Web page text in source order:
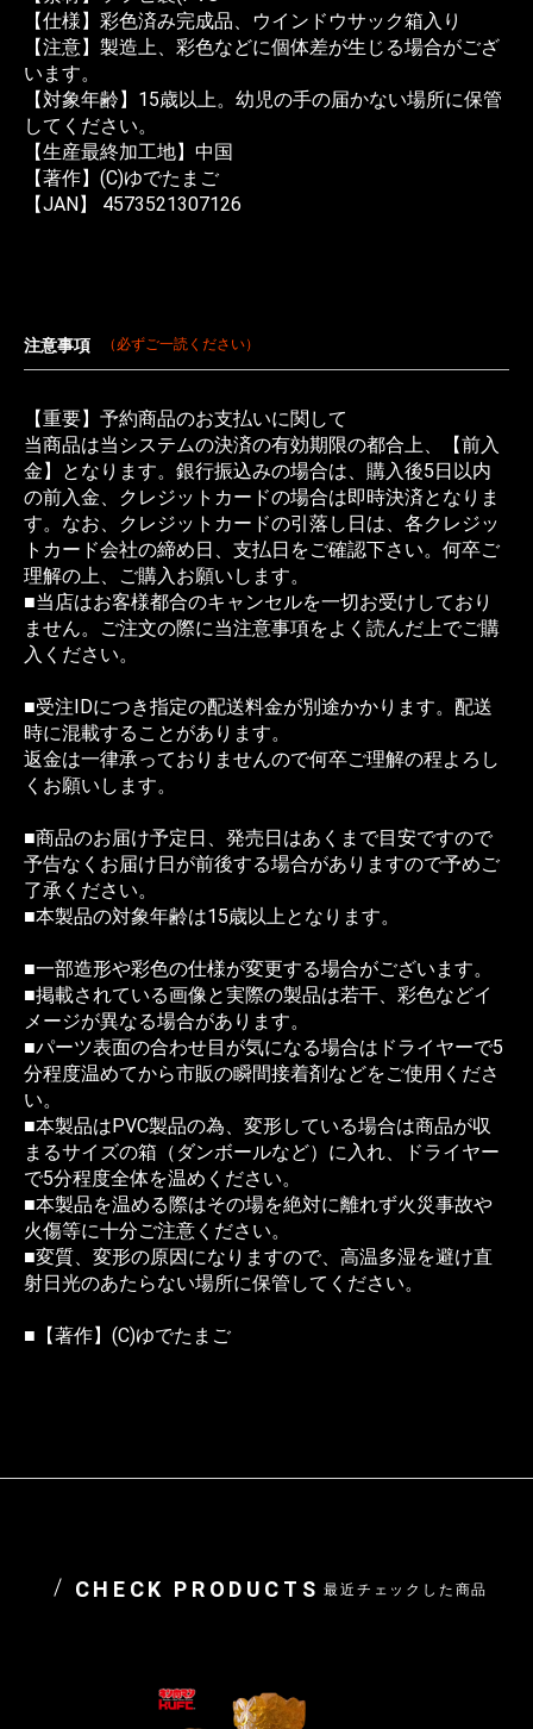
【仕様】彩色済み完成品、ウインドウサック箱入り
【注意】製造上、彩色などに個体差が生じる場合がござ
います。
【対象年齢】15歳以上。幼児の手の届かない場所に保管
してください。
【生産最終加工地】中国
【著作】(C)ゆでたまご
【JAN】 4573521307126
注意事項 （必ずご一読ください）
【重要】予約商品のお支払いに関して
当商品は当システムの決済の有効期限の都合上、【前入
金】となります。銀行振込みの場合は、購入後5日以内
の前入金、クレジットカードの場合は即時決済となりま
す。なお、クレジットカードの引落し日は、各クレジッ
トカード会社の締め日、支払日をご確認下さい。何卒ご
理解の上、ご購入お願いします。
■当店はお客様都合のキャンセルを一切お受けしており
ません。ご注文の際に当注意事項をよく読んだ上でご購
入ください。
■受注IDにつき指定の配送料金が別途かかります。配送
時に混載することがあります。
返金は一律承っておりませんので何卒ご理解の程よろし
くお願いします。
■商品のお届け予定日、発売日はあくまで目安ですので
予告なくお届け日が前後する場合がありますので予めご
了承ください。
■本製品の対象年齢は15歳以上となります。
■一部造形や彩色の仕様が変更する場合がございます。
■掲載されている画像と実際の製品は若干、彩色などイ
メージが異なる場合があります。
■パーツ表面の合わせ目が気になる場合はドライヤーで5
分程度温めてから市販の瞬間接着剤などをご使用くださ
い。
■本製品はPVC製品の為、変形している場合は商品が収
まるサイズの箱（ダンボールなど）に入れ、ドライヤー
で5分程度全体を温めください。
■本製品を温める際はその場を絶対に離れず火災事故や
火傷等に十分ご注意ください。
■変質、変形の原因になりますので、高温多湿を避け直
射日光のあたらない場所に保管してください。
■【著作】(C)ゆでたまご
CHECK PRODUCTS 最近チェックした商品